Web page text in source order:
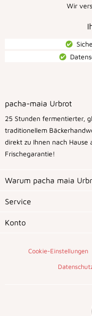
Wir
pacha-maia Urbrot
25 Stunden fermentierter,
traditionellem
direkt zu Ihnen nach Hause
Frischegarantie!
Warum pacha maia
Service
Konto
Cookie-Einstellungen